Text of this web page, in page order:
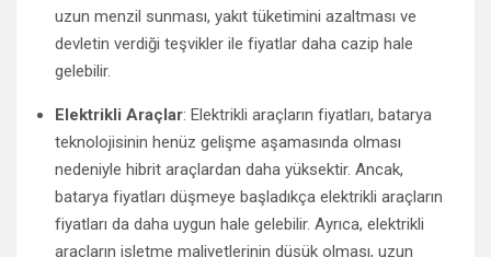
uzun menzil sunması, yakıt tüketimini azaltması ve
devletin verdiği teşvikler ile fiyatlar daha cazip hale
gelebilir.
Elektrikli Araçlar: Elektrikli araçların fiyatları, batarya
teknolojisinin henüz gelişme aşamasında olması
nedeniyle hibrit araçlardan daha yüksektir. Ancak,
batarya fiyatları düşmeye başladıkça elektrikli araçların
fiyatları da daha uygun hale gelebilir. Ayrıca, elektrikli
araçların işletme maliyetlerinin düşük olması, uzun